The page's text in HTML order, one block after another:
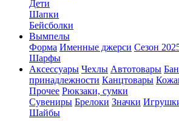
Дети
Шапки
Бейсболки
Вымпелы
Форма Именные джерси Сезон
Шарфы
Аксессуары Чехлы Автотовары
принадлежности Канцтовары
Прочее Рюкзаки, сумки
Сувениры Брелоки Значки
Шайбы